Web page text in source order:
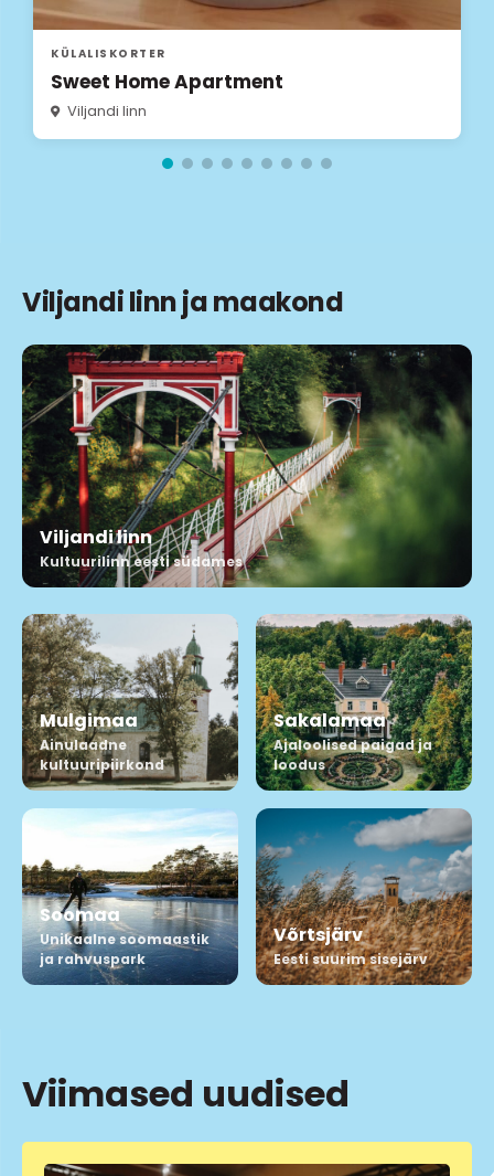
KÜLALISKORTER
Villa Maramaa
Viljandi linn
Viljandi linn ja maakond
Viljandi linn
Kultuurilinn eesti südames
Mulgimaa
Ainulaadne
kultuuripiirkond
Sakalamaa
Ajaloolised paigad ja
loodus
Soomaa
Unikaalne soomaastik
ja rahvuspark
Võrtsjärv
Eesti suurim sisejärv
Viimased uudised